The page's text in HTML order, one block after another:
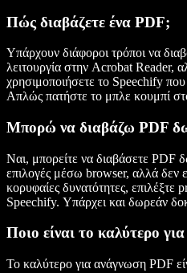
Πώς διαβάζετε ένα PDF;
Υπάρχουν διάφοροι τρόποι να
λειτουργία στην Acrobat Reader,
χρησιμοποιήσετε το Speechify που
Απλώς πατήστε το μπλε κουμπί
Μπορώ να διαβάζω PDF
Ναι, μπορείτε να διαβάσετε PDF
επιλογές μέσω browser, αλλά δεν
κορυφαίες δυνατότητες,
Speechify. Υπάρχει και δωρεάν
Ποιο είναι το καλύτερο
Το καλύτερο για ανάγνωση PDF